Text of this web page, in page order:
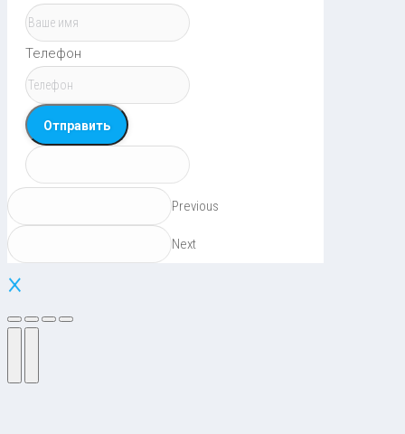
Телефон
Отправить
Previous
Next
×